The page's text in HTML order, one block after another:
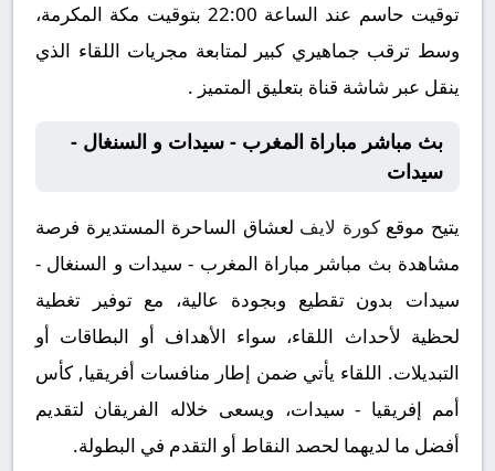
توقيت حاسم عند الساعة 22:00 بتوقيت مكة المكرمة،
وسط ترقب جماهيري كبير لمتابعة مجريات اللقاء الذي
ينقل عبر شاشة قناة بتعليق المتميز .
بث مباشر مباراة المغرب - سيدات و السنغال -
سيدات
يتيح موقعكورة لايف لعشاق الساحرة المستديرة فرصة
مشاهدة بث مباشر مباراة المغرب - سيدات و السنغال -
سيدات بدون تقطيع وبجودة عالية، مع توفير تغطية
لحظية لأحداث اللقاء، سواء الأهداف أو البطاقات أو
التبديلات. اللقاء يأتي ضمن إطار منافسات أفريقيا, كأس
أمم إفريقيا - سيدات، ويسعى خلاله الفريقان لتقديم
أفضل ما لديهما لحصد النقاط أو التقدم في البطولة.